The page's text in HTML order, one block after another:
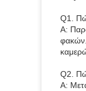
Q1.
Α:
Q2.
Α: